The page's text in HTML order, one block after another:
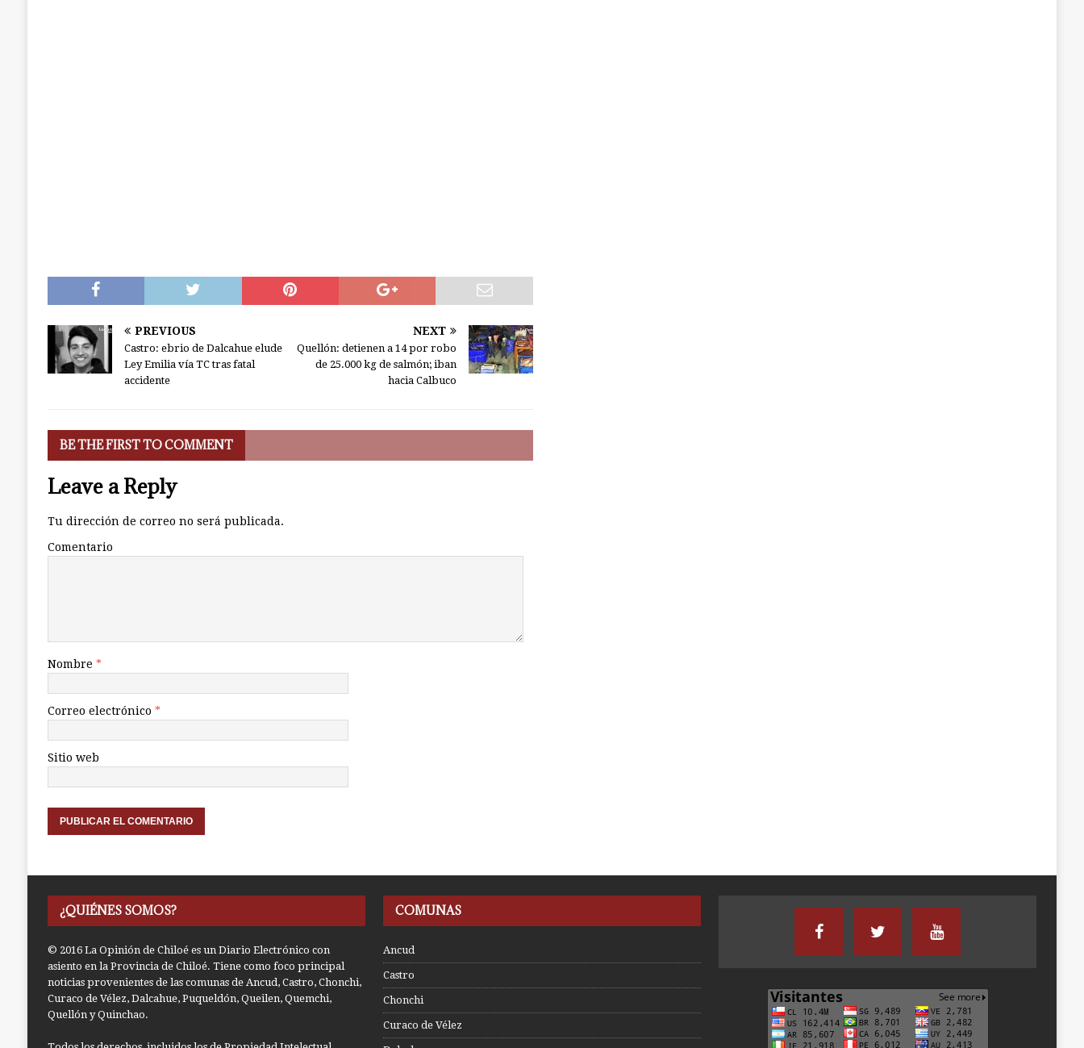
PREVIOUS
Castro: ebrio de Dalcahue elude
Ley Emilia vía TC tras fatal
accidente
NEXT
Quellón: detienen a 14 por robo
de 25.000 kg de salmón; iban
hacia Calbuco
BE THE FIRST TO COMMENT
Leave a Reply
Tu dirección de correo no será publicada.
Comentario
Nombre *
Correo electrónico *
Sitio web
¿QUIÉNES SOMOS?
© 2016 La Opinión de Chiloé es un Diario Electrónico con
asiento en la Provincia de Chiloé. Tiene como foco principal
noticias provenientes de las comunas de Ancud, Castro, Chonchi,
Curaco de Vélez, Dalcahue, Puqueldón, Queilen, Quemchi,
Quellón y Quinchao.
COMUNAS
Ancud
Castro
Chonchi
Curaco de Vélez